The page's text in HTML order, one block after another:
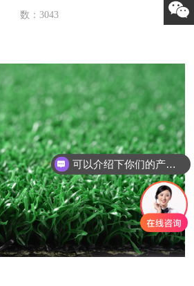
数：3043
可以介绍下你们的产品么